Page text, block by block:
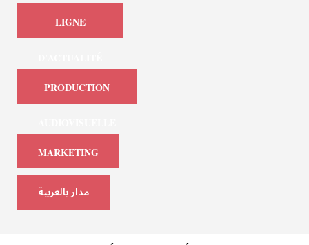
LIGNE
PRODUCTION
MARKETING
مدار بالعربية